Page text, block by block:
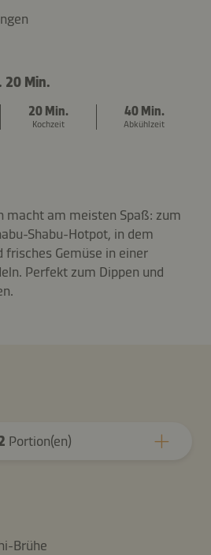
20 Min.
20 Min.
Kochzeit
40 Min.
Abkühlzeit
macht am meisten Spaß: zum
Shabu-Hotpot, in dem
frisches Gemüse in einer
Perfekt zum Dippen und
Portion(en)
Brühe